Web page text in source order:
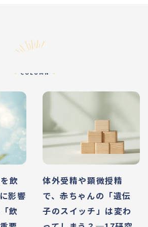
COLUMN
飲
影響
飲
体外受精や顕微授精
で、赤ちゃんの「遺伝
子のスイッチ」は変わ